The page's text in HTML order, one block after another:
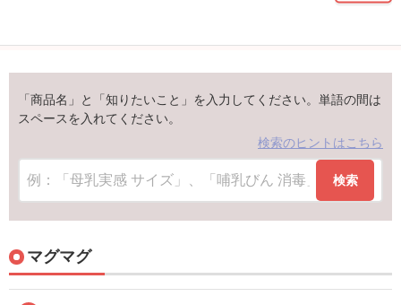
「商品名」と「知りたいこと」を入力してください。単語の間は
スペースを入れてください。
検索のヒントはこちら
検索
マグマグ